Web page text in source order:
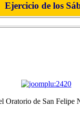
Ejercicio de los
Oratorio de San Felipe